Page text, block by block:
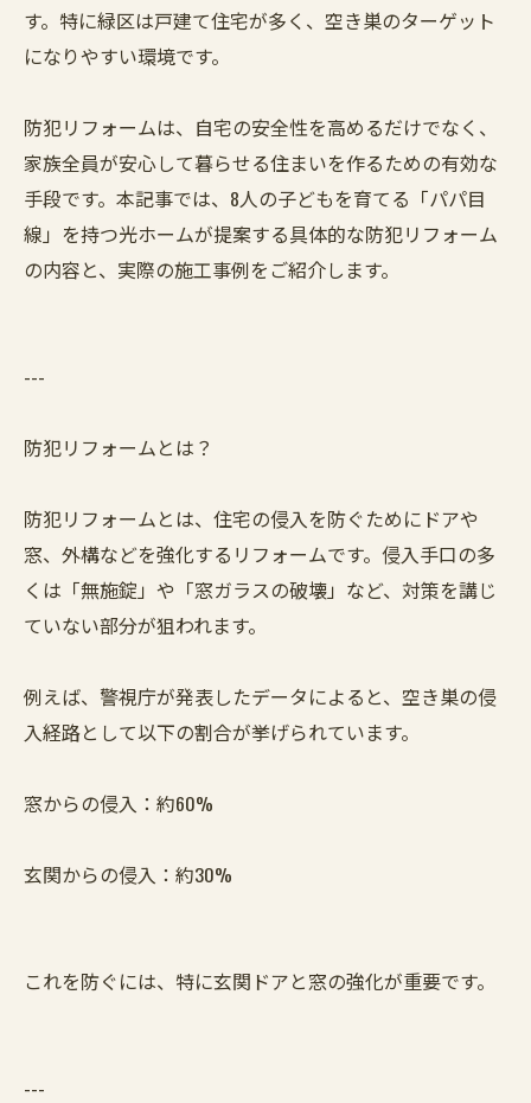
す。特に緑区は戸建て住宅が多く、空き巣のターゲット
になりやすい環境です。
防犯リフォームは、自宅の安全性を高めるだけでなく、
家族全員が安心して暮らせる住まいを作るための有効な
手段です。本記事では、8人の子どもを育てる「パパ目
線」を持つ光ホームが提案する具体的な防犯リフォーム
の内容と、実際の施工事例をご紹介します。
---
防犯リフォームとは？
防犯リフォームとは、住宅の侵入を防ぐためにドアや
窓、外構などを強化するリフォームです。侵入手口の多
くは「無施錠」や「窓ガラスの破壊」など、対策を講じ
ていない部分が狙われます。
例えば、警視庁が発表したデータによると、空き巣の侵
入経路として以下の割合が挙げられています。
窓からの侵入：約60%
玄関からの侵入：約30%
これを防ぐには、特に玄関ドアと窓の強化が重要です。
---